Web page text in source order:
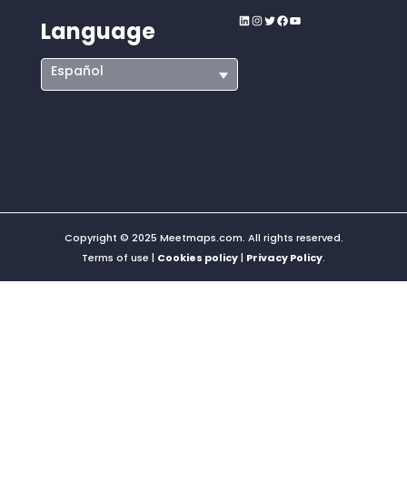
Language
Español
LinkedIn
Instagram
Twitter
Facebook
YouTube
Copyright © 2025 Meetmaps.com. All rights reserved.
Terms of use | Cookies policy| Privacy Policy.